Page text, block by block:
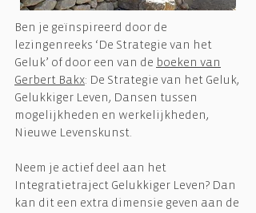
Ben je geïnspireerd door de
lezingenreeks ‘De Strategie van het
Geluk’ of door een van de boeken van
Gerbert Bakx: De Strategie van het Geluk,
Gelukkiger Leven, Dansen tussen
mogelijkheden en werkelijkheden,
Nieuwe Levenskunst.
Neem je actief deel aan het
Integratietraject Gelukkiger Leven? Dan
kan dit een extra dimensie geven aan de